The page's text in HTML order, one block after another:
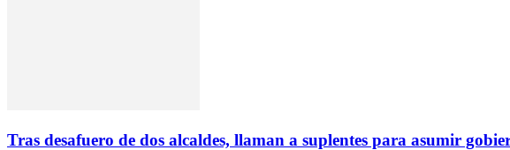
Tras desafuero de dos alcaldes, llaman a suplentes para asumir